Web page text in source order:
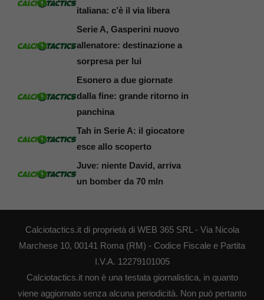
italiana: c’è il via libera
Serie A, Gasperini nuovo
allenatore: destinazione a
sorpresa per lui
Esonero a due giornate
dalla fine: grande ritorno in
panchina
Tah in Serie A: il giocatore
esce allo scoperto
Juve: niente David, arriva
un bomber da 70 mln
Calciotactics.it di proprietà di WEB 365 SRL - Via Nicola
Marchese 10, 00141 Roma (RM) - Codice Fiscale e Partita
I.V.A. 12279101005
Calciotactics.it non è una testata giornalistica, in quanto
viene aggiornato senza alcuna periodicità. Non può pertanto